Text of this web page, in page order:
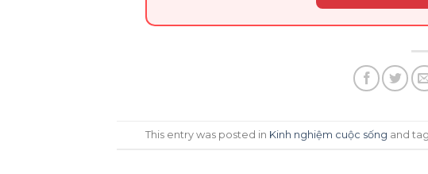
This entry was posted in Kinh nghiệm cuộc sống and